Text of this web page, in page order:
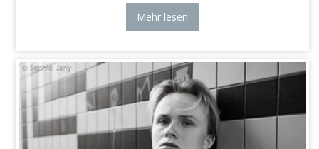
Mehr lesen